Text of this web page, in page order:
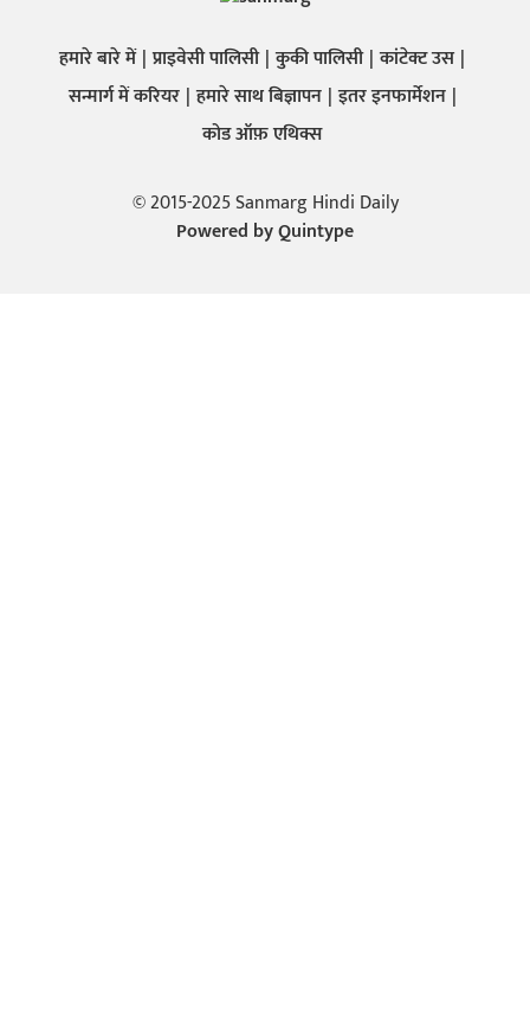
हमारे बारे में प्राइवेसी पालिसी कुकी पालिसी कांटेक्ट उस
सन्मार्ग में करियर हमारे साथ बिज्ञापन इतर इनफार्मेशन
कोड ऑफ़ एथिक्स
© 2015-2025 Sanmarg Hindi Daily
Powered byQuintype